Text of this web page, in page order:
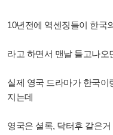
10년전에 역센징들이 한국
라고 하면서 맨날 들고나오
실제 영국 드라마가 한국
지는데
영국은 셜록, 닥터후 같은